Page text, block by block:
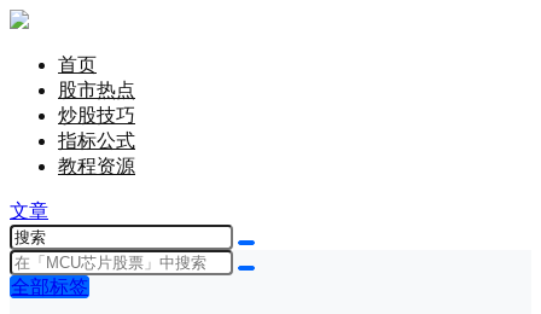
首页
股市热点
炒股技巧
指标公式
教程资源
文章
全部标签